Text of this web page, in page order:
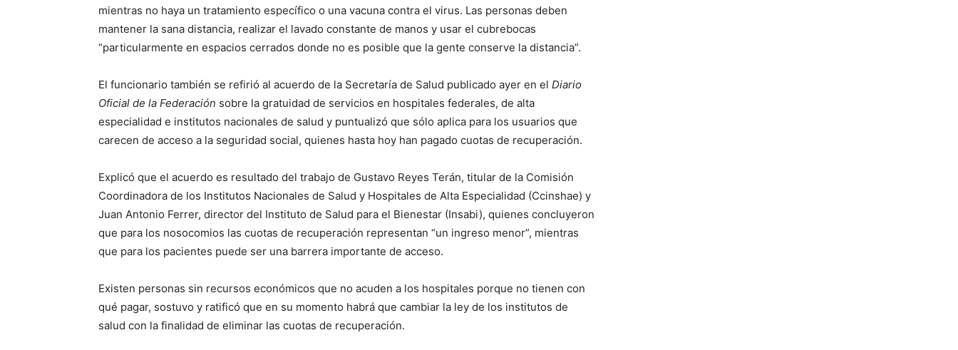
mientras no haya un tratamiento específico o una vacuna contra el virus. Las personas deben
mantener la sana distancia, realizar el lavado constante de manos y usar el cubrebocas
“particularmente en espacios cerrados donde no es posible que la gente conserve la distancia”.
El funcionario también se refirió al acuerdo de la Secretaría de Salud publicado ayer en el Diario
Oficial de la Federación sobre la gratuidad de servicios en hospitales federales, de alta
especialidad e institutos nacionales de salud y puntualizó que sólo aplica para los usuarios que
carecen de acceso a la seguridad social, quienes hasta hoy han pagado cuotas de recuperación.
Explicó que el acuerdo es resultado del trabajo de Gustavo Reyes Terán, titular de la Comisión
Coordinadora de los Institutos Nacionales de Salud y Hospitales de Alta Especialidad (Ccinshae) y
Juan Antonio Ferrer, director del Instituto de Salud para el Bienestar (Insabi), quienes concluyeron
que para los nosocomios las cuotas de recuperación representan “un ingreso menor”, mientras
que para los pacientes puede ser una barrera importante de acceso.
Existen personas sin recursos económicos que no acuden a los hospitales porque no tienen con
qué pagar, sostuvo y ratificó que en su momento habrá que cambiar la ley de los institutos de
salud con la finalidad de eliminar las cuotas de recuperación.